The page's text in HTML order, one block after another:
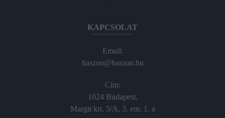
KAPCSOLAT
Email:
haszon@haszon.hu
Cím:
1024 Budapest,
Margit krt. 5/A, 3. em. 1. a